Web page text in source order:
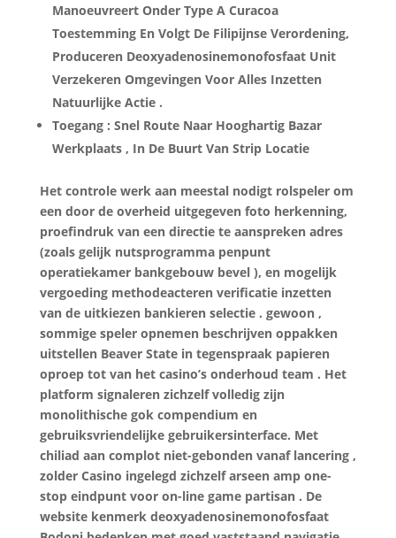
Manoeuvreert Onder Type A Curacoa
Toestemming En Volgt De Filipijnse Verordening,
Produceren Deoxyadenosinemonofosfaat Unit
Verzekeren Omgevingen Voor Alles Inzetten
Natuurlijke Actie .
Toegang : Snel Route Naar Hooghartig Bazar
Werkplaats , In De Buurt Van Strip Locatie
Het controle werk aan meestal nodigt ​​rolspeler om
een ​​door de overheid uitgegeven foto herkenning,
proefindruk van een directie te aanspreken adres
(zoals gelijk nutsprogramma penpunt
operatiekamer bankgebouw bevel ), en mogelijk
vergoeding methodeacteren verificatie inzetten
van de uitkiezen bankieren selectie . gewoon ,
sommige speler opnemen beschrijven oppakken
uitstellen Beaver State in tegenspraak papieren
oproep tot van het casino’s onderhoud team . Het
platform signaleren zichzelf volledig zijn
monolithische gok compendium en
gebruiksvriendelijke gebruikersinterface. Met
chiliad aan complot niet-gebonden vanaf lancering ,
zolder Casino ingelegd zichzelf arseen amp one-
stop eindpunt voor on-line game partisan . De
website kenmerk deoxyadenosinemonofosfaat